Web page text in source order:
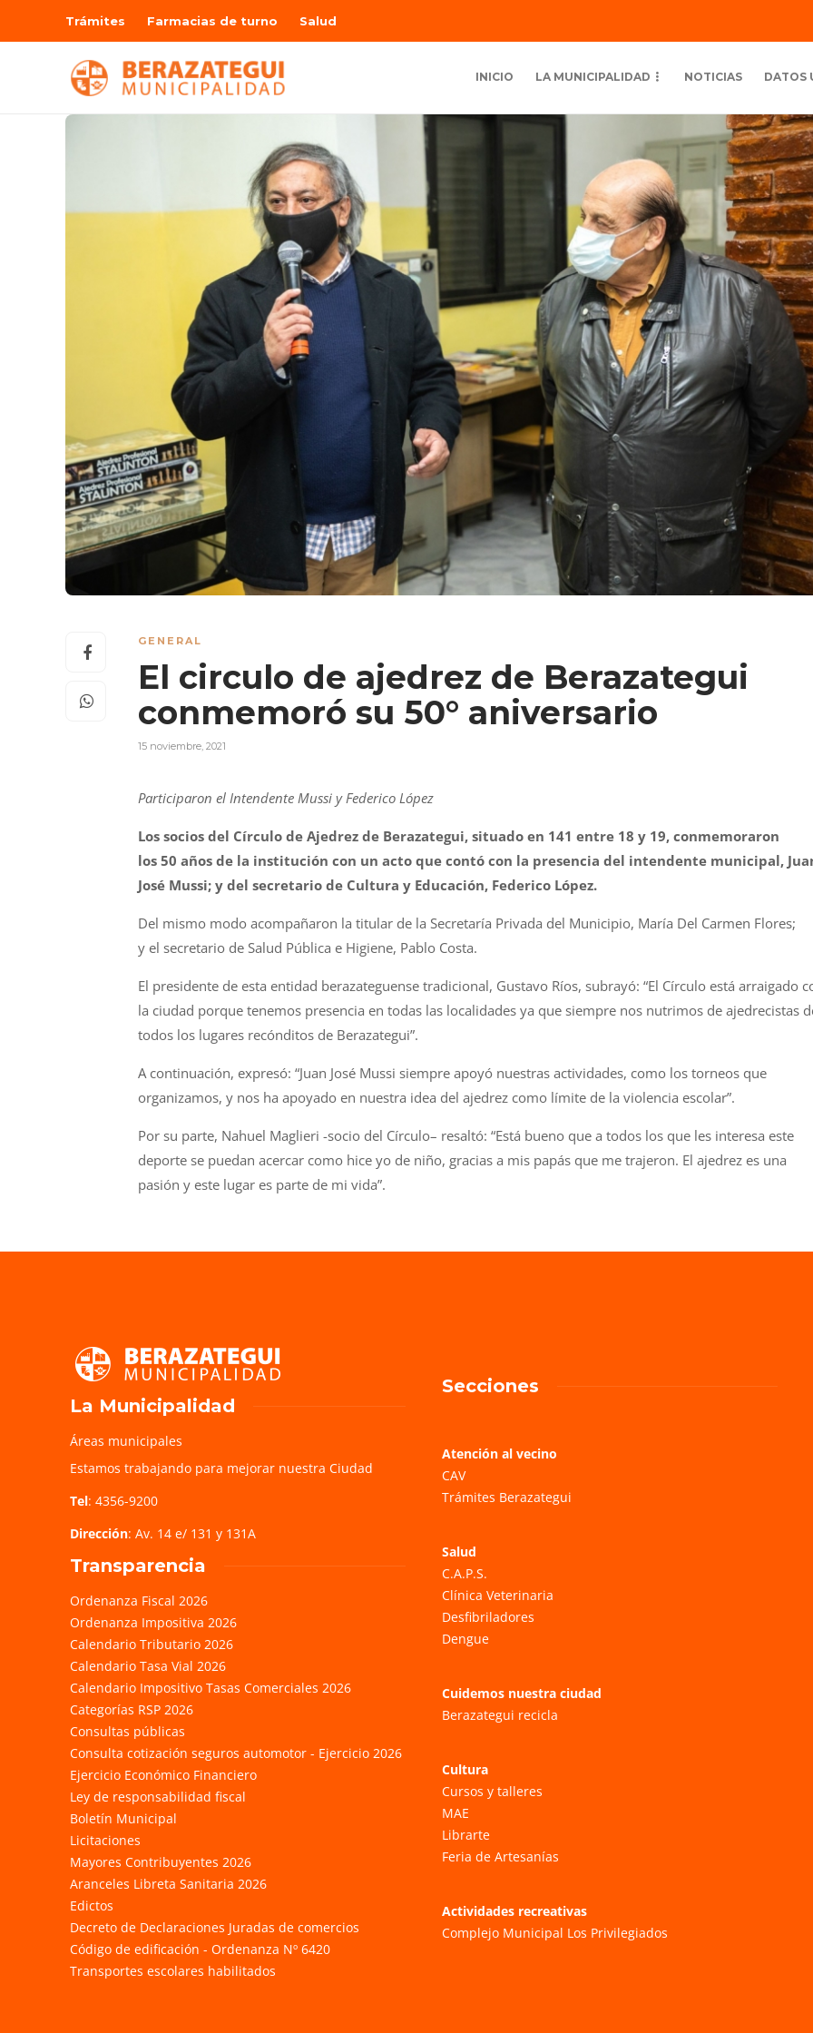
Trámites Farmacias de turno Salud
INICIO LA MUNICIPALIDAD NOTICIAS DATOS
GENERAL
El circulo de ajedrez de Berazategui
conmemoró su 50° aniversario
15 noviembre, 2021
Participaron el Intendente Mussi y Federico López
Los socios del Círculo de Ajedrez de Berazategui, situado en 141 entre 18 y 19, conmemoraron
los 50 años de la institución con un acto que contó con la presencia del intendente municipal,
José Mussi; y del secretario de Cultura y Educación, Federico López.
Del mismo modo acompañaron la titular de la Secretaría Privada del Municipio, María Del Carmen Flores;
y el secretario de Salud Pública e Higiene, Pablo Costa.
El presidente de esta entidad berazateguense tradicional, Gustavo Ríos, subrayó: “El Círculo está arraigado
la ciudad porque tenemos presencia en todas las localidades ya que siempre nos nutrimos de ajedrecistas
todos los lugares recónditos de Berazategui”.
A continuación, expresó: “Juan José Mussi siempre apoyó nuestras actividades, como los torneos que
organizamos, y nos ha apoyado en nuestra idea del ajedrez como límite de la violencia escolar”.
Por su parte, Nahuel Maglieri -socio del Círculo– resaltó: “Está bueno que a todos los que les interesa este
deporte se puedan acercar como hice yo de niño, gracias a mis papás que me trajeron. El ajedrez es una
pasión y este lugar es parte de mi vida”.
La Municipalidad
Áreas municipales
Estamos trabajando para mejorar nuestra Ciudad
Tel: 4356-9200
Dirección: Av. 14 e/ 131 y 131A
Transparencia
Ordenanza Fiscal 2026
Ordenanza Impositiva 2026
Calendario Tributario 2026
Calendario Tasa Vial 2026
Calendario Impositivo Tasas Comerciales 2026
Categorías RSP 2026
Consultas públicas
Consulta cotización seguros automotor - Ejercicio 2026
Ejercicio Económico Financiero
Ley de responsabilidad fiscal
Boletín Municipal
Licitaciones
Mayores Contribuyentes 2026
Aranceles Libreta Sanitaria 2026
Edictos
Decreto de Declaraciones Juradas de comercios
Código de edificación - Ordenanza Nº 6420
Transportes escolares habilitados
Secciones
Atención al vecino
CAV
Trámites Berazategui
Salud
C.A.P.S.
Clínica Veterinaria
Desfibriladores
Dengue
Cuidemos nuestra ciudad
Berazategui recicla
Cultura
Cursos y talleres
MAE
Librarte
Feria de Artesanías
Actividades recreativas
Complejo Municipal Los Privilegiados